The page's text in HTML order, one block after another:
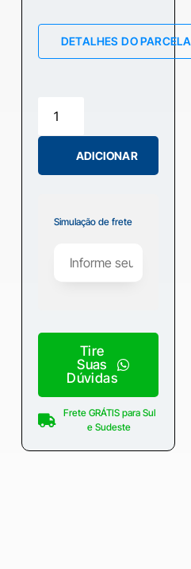
DETALHES DO
ADICIONAR
Simulação de frete
Tire
Suas
Dúvidas
Frete GRÁTIS para Sul
e Sudeste